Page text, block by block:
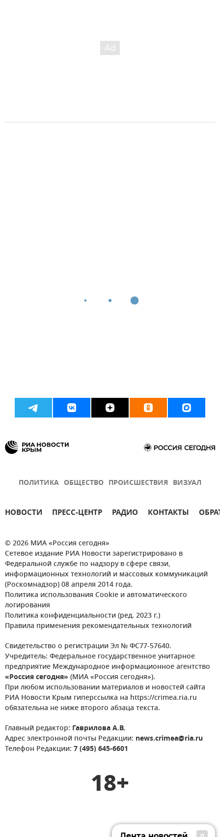
ПОЛИТИКА ОБЩЕСТВО ПРОИСШЕСТВИЯ ВИЗУАЛ
НОВОСТИ ПРЕСС-ЦЕНТР РАДИО КОНТАКТЫ
© 2026 МИА «Россия сегодня»
Сетевое издание РИА Новости зарегистрировано в
Федеральной службе по надзору в сфере связи,
информационных технологий и массовых коммуникаций
(Роскомнадзор) 08 апреля 2014 года.
Политика использования Cookie и автоматического
логирования
Политика конфиденциальности (ред. 2023 г.)
Правила применения рекомендательных технологий
Свидетельство о регистрации Эл № ФС77-57640.
Учредитель: Федеральное государственное унитарное
предприятие Международное информационное агентство
«Россия сегодня» (МИА «Россия сегодня»).
При любом использовании материалов и новостей сайта
РИА Новости Крым гиперссылка на https://crimea.ria.ru
обязательна не ниже второго абзаца текста.
Главный редактор: Гаврилова А.В.
Адрес электронной почты Редакции: news.crimea@ria.ru
Телефон Редакции: 7 (495) 645-6601
18+